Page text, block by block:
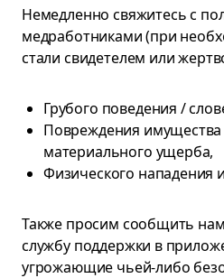
Немедленно свяжитесь с
медработниками (при
стали свидетелем или
Грубого поведения /
Повреждения имущества
материального ущерба,
Физического нападения
Также просим сообщить
службу поддержки в
угрожающие чьей-либо